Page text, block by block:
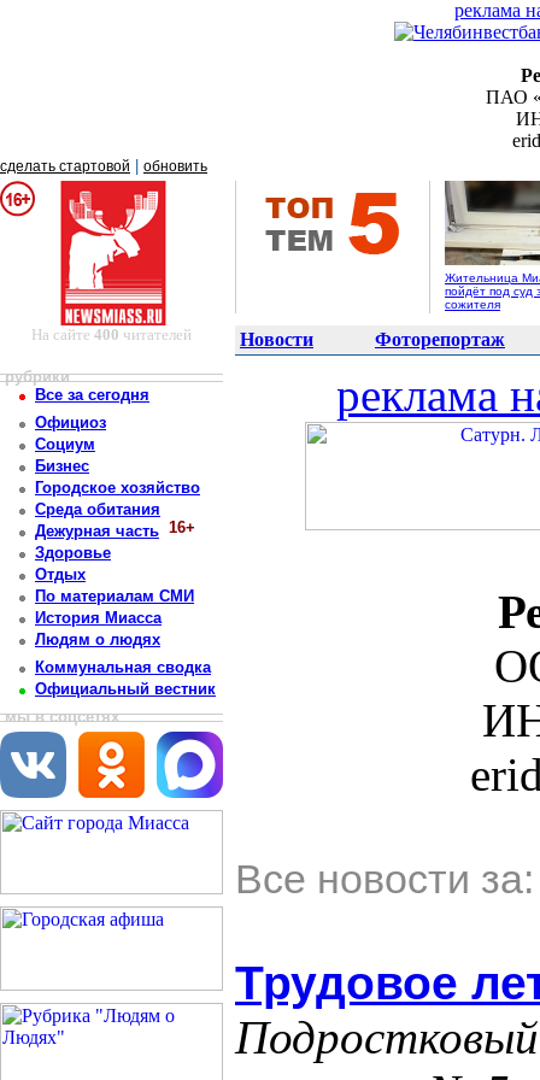
реклама
ПАО
сделать стартовой обновить
Жительница
пойдёт под суд
сожителя
На сайте 400 читателей Новости Фоторепортаж
рубрики
Все за сегодня
Официоз
Социум
Бизнес
Городское хозяйство
Среда обитания
Дежурная часть 16+
Здоровье
Отдых
По материалам СМИ
История Миасса
Людям о людях
Коммунальная сводка
Официальный вестник
мы в соцсетях
реклама
Все новости
Трудовое